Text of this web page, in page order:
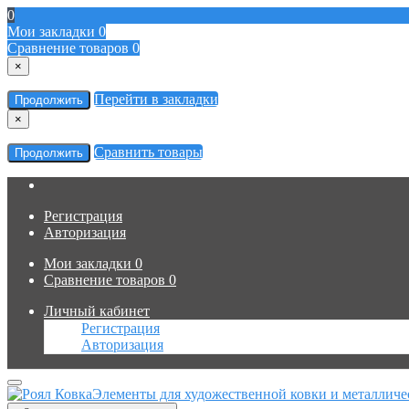
0
Мои закладки 0
Сравнение товаров 0
×
Продолжить Перейти в закладки
×
Продолжить Сравнить товары
Регистрация
Авторизация
Мои закладки 0
Сравнение товаров 0
Личный кабинет
Регистрация
Авторизация
Элементы для художественной ковки и